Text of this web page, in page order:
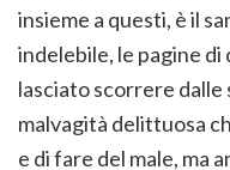
insieme a questi, è il
indelebile, le pagine di
lasciato scorrere
malvagità delittuosa
e di fare del male, ma